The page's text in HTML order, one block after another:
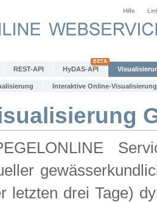
Hilfe
REST-API HyDAS-API
Interaktive Online-Visualisierung
letzten drei Tage)